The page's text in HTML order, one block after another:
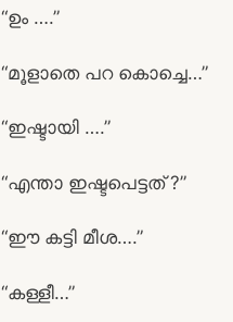
“ഉം ….”
“മൂളാതെ പറ കൊച്ചെ…”
“ഇഷ്ടായി ….”
“എന്താ ഇഷ്ടപെട്ടത് ?”
“ഈ കട്ടി മീശ….”
“കള്ളീ…”